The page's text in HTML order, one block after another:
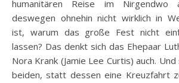
humanitären Reise im Nirgendwo
deswegen ohnehin nicht wirklich in
ist, warum das große Fest nicht
lassen? Das denkt sich das Ehepaar
Nora Krank (Jamie Lee Curtis) auch.
beiden, statt dessen eine Kreuzfahrt